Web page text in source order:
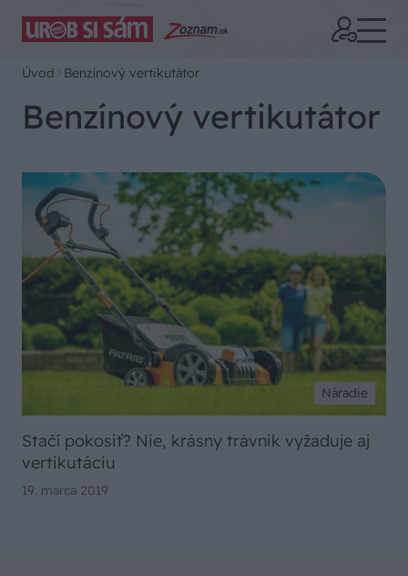
Úvod Benzínový vertikutátor
Benzínový vertikutátor
Náradie
Stačí pokosiť? Nie, krásny trávnik vyžaduje aj
vertikutáciu
19. marca 2019